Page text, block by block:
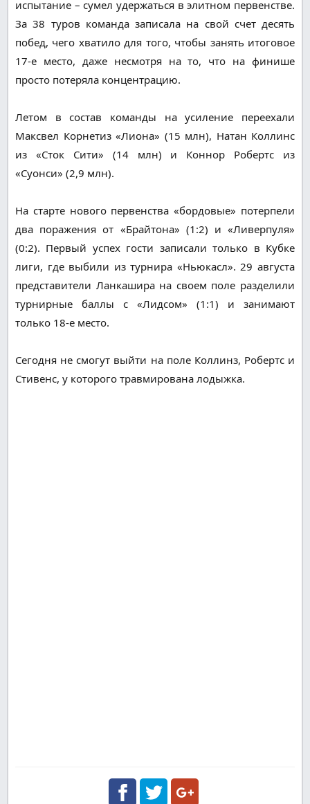
испытание – сумел удержаться в элитном первенстве.
За 38 туров команда записала на свой счет десять
побед, чего хватило для того, чтобы занять итоговое
17-е место, даже несмотря на то, что на финише
просто потеряла концентрацию.
Летом в состав команды на усиление переехали
Максвел Корнетиз «Лиона» (15 млн), Натан Коллинс
из «Сток Сити» (14 млн) и Коннор Робертс из
«Суонси» (2,9 млн).
На старте нового первенства «бордовые» потерпели
два поражения от «Брайтона» (1:2) и «Ливерпуля»
(0:2). Первый успех гости записали только в Кубке
лиги, где выбили из турнира «Ньюкасл». 29 августа
представители Ланкашира на своем поле разделили
турнирные баллы с «Лидсом» (1:1) и занимают
только 18-е место.
Сегодня не смогут выйти на поле Коллинз, Робертс и
Стивенс, у которого травмирована лодыжка.